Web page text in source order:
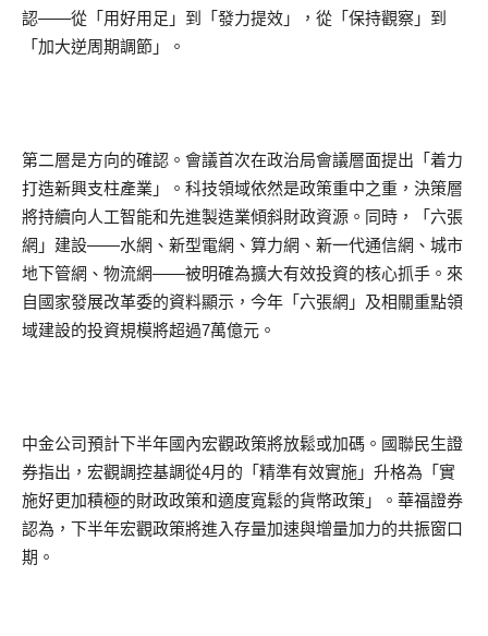
認——從「用好用足」到「發力提效」，從「保持觀察」到
「加大逆周期調節」。
第二層是方向的確認。會議首次在政治局會議層面提出「着力
打造新興支柱產業」。科技領域依然是政策重中之重，決策層
將持續向人工智能和先進製造業傾斜財政資源。同時，「六張
網」建設——水網、新型電網、算力網、新一代通信網、城市
地下管網、物流網——被明確為擴大有效投資的核心抓手。來
自國家發展改革委的資料顯示，今年「六張網」及相關重點領
域建設的投資規模將超過7萬億元。
中金公司預計下半年國內宏觀政策將放鬆或加碼。國聯民生證
券指出，宏觀調控基調從4月的「精準有效實施」升格為「實
施好更加積極的財政政策和適度寬鬆的貨幣政策」。華福證券
認為，下半年宏觀政策將進入存量加速與增量加力的共振窗口
期。